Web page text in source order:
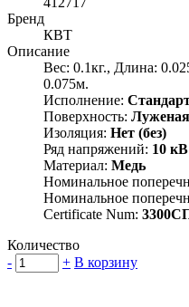
Бренд
КВТ
Описание
Вес: 0.1кг., Длина:
0.075м.
Исполнение:
Поверхность:
Изоляция: Нет (без)
Ряд напряжений: 10 кВ
Материал: Медь
Номинальное
Номинальное
Certificate Num:
Количество
-
+ В корзину